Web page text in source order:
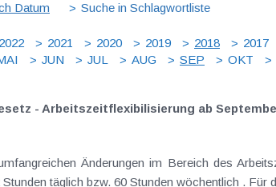
Datum Suche in Schlagwortliste
2022 2021 2020 2019 2018
2017
JUN JUL AUG SEP OKT
- Arbeitszeitflexibilisierung ab
Änderungen im Bereich des
täglich bzw. 60 Stunden wöchentlich . Für